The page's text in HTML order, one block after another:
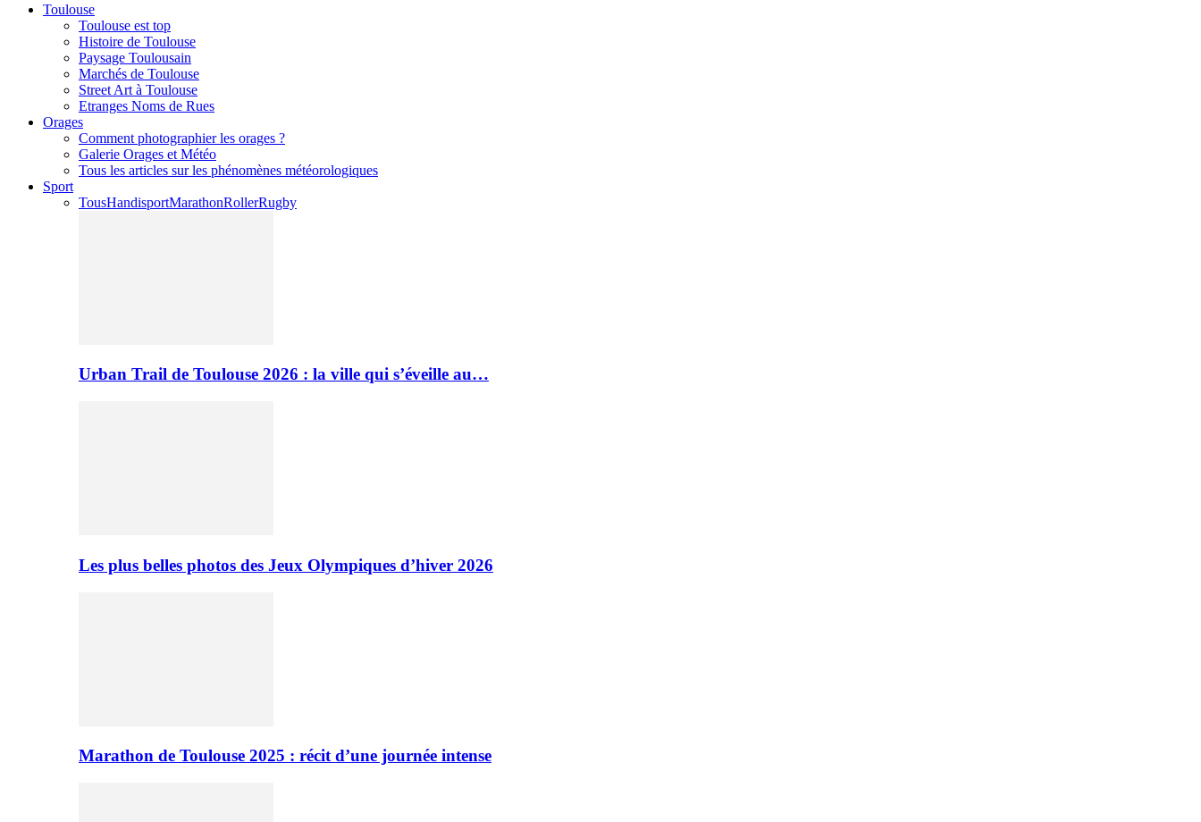
Toulouse
Toulouse est top
Histoire de Toulouse
Paysage Toulousain
Marchés de Toulouse
Street Art à Toulouse
Etranges Noms de Rues
Orages
Comment photographier les orages ?
Galerie Orages et Météo
Tous les articles sur les phénomènes météorologiques
Sport
TousHandisportMarathonRollerRugby
Urban Trail de Toulouse 2026 : la ville qui s’éveille au…
Les plus belles photos des Jeux Olympiques d’hiver 2026
Marathon de Toulouse 2025 : récit d’une journée intense